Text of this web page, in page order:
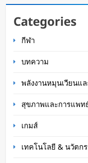
HUAWEI เปิดตัว
ไว 100W พร้อมสา
Categories
กีฬา
บทความ
พลังงานหมุนเวียนแ
สุขภาพและการแพท
เกมส์
เทคโนโลยี & นวัตก